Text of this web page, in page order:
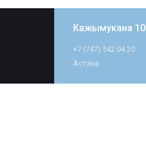
Кажымукана 10
+7 (747) 542 04 20
Астана